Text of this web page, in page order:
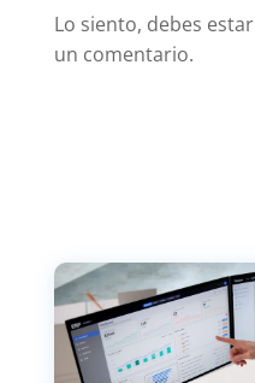
Lo siento, debes estar
un comentario.